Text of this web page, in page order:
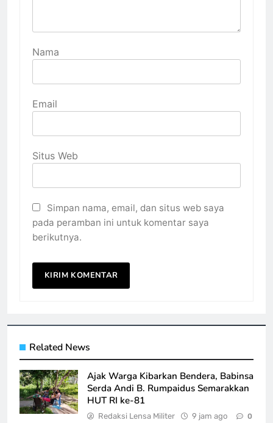
Nama
Email
Situs Web
Simpan nama, email, dan situs web saya
pada peramban ini untuk komentar saya
berikutnya.
Related News
Ajak Warga Kibarkan Bendera, Babinsa
Serda Andi B. Rumpaidus Semarakkan
HUT RI ke-81
Redaksi Lensa Militer 9 jam ago 0